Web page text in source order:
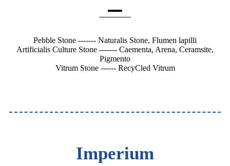
Pebble Stone ------- Naturalis Stone, Flumen lapilli
Artificialis Culture Stone ------- Caementa, Arena, Ceramsite,
Pigmento
Vitrum Stone ------ RecyCled Vitrum
Imperium